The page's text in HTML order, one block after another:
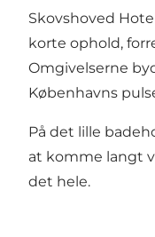
Skovshoved
korte ophold,
Omgivelserne
Københavns
På det lille
at komme langt
det hele.